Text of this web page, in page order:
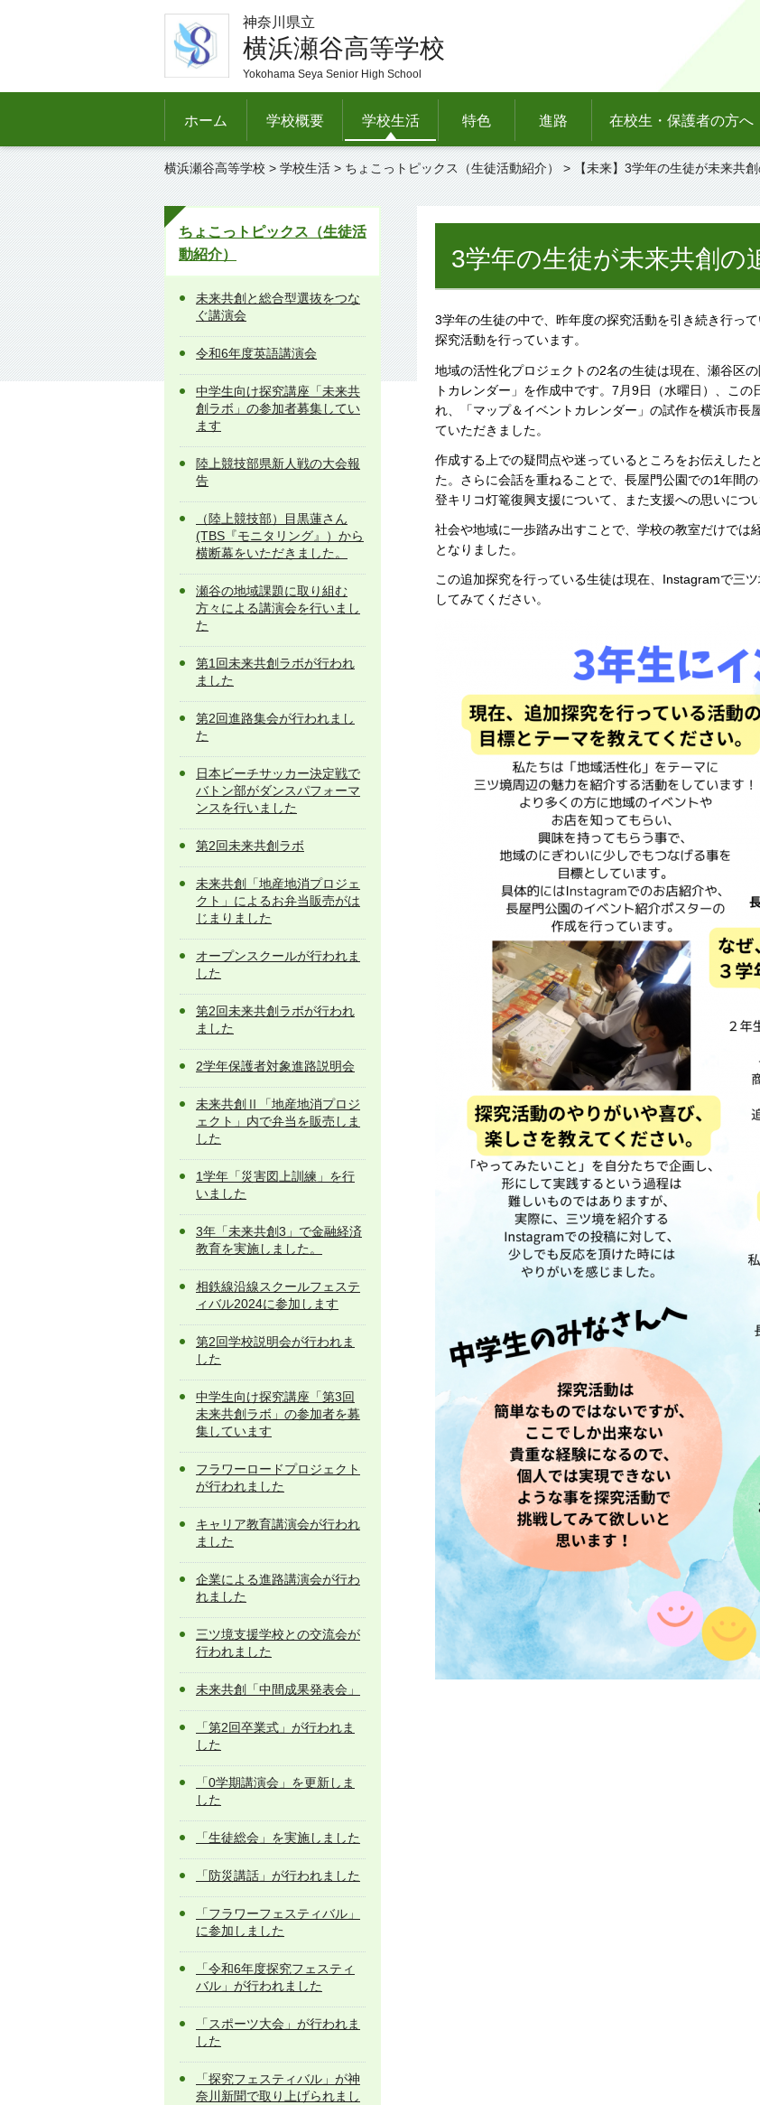
神奈川県立
横浜瀬谷高等学校
Yokohama Seya Senior High School
ホーム 学校概要 学校生活 特色 進路 在校生・保護者の方へ
横浜瀬谷高等学校 > 学校生活 > ちょこっトピックス（生徒活動紹介）
> 【未来】3学年の生徒が未来共
ちょこっトピックス（生徒活
動紹介）
未来共創と総合型選抜をつな
ぐ講演会
令和6年度英語講演会
中学生向け探究講座「未来共
創ラボ」の参加者募集してい
ます
陸上競技部県新人戦の大会報
告
（陸上競技部）目黒蓮さん
(TBS『モニタリング』）から
横断幕をいただきました。
瀬谷の地域課題に取り組む
方々による講演会を行いまし
た
第1回未来共創ラボが行われ
ました
第2回進路集会が行われまし
た
日本ビーチサッカー決定戦で
バトン部がダンスパフォーマ
ンスを行いました
第2回未来共創ラボ
未来共創「地産地消プロジェ
クト」によるお弁当販売がは
じまりました
オープンスクールが行われま
した
第2回未来共創ラボが行われ
ました
2学年保護者対象進路説明会
未来共創Ⅱ「地産地消プロジ
ェクト」内で弁当を販売しま
した
1学年「災害図上訓練」を行
いました
3年「未来共創3」で金融経済
教育を実施しました。
相鉄線沿線スクールフェステ
ィバル2024に参加します
第2回学校説明会が行われま
した
中学生向け探究講座「第3回
未来共創ラボ」の参加者を募
集しています
フラワーロードプロジェクト
が行われました
キャリア教育講演会が行われ
ました
企業による進路講演会が行わ
れました
三ツ境支援学校との交流会が
行われました
未来共創「中間成果発表会」
「第2回卒業式」が行われま
した
「0学期講演会」を更新しま
した
「生徒総会」を実施しました
「防災講話」が行われました
「フラワーフェスティバル」
に参加しました
「令和6年度探究フェスティ
バル」が行われました
「スポーツ大会」が行われま
した
「探究フェスティバル」が神
奈川新聞で取り上げられまし
3学年の生徒が未来共創の
3学年の生徒の中で、昨年度の探究活動を引き続き行っ
探究活動を行っています。
地域の活性化プロジェクトの2名の生徒は現在、瀬谷区
トカレンダー」を作成中です。7月9日（水曜日）、こ
れ、「マップ＆イベントカレンダー」の試作を横浜市長
ていただきました。
作成する上での疑問点や迷っているところをお伝えした
た。さらに会話を重ねることで、長屋門公園での1年間
登キリコ灯篭復興支援について、また支援への思いにつ
社会や地域に一歩踏み出すことで、学校の教室だけでは
となりました。
この追加探究を行っている生徒は現在、Instagramで三
してみてください。